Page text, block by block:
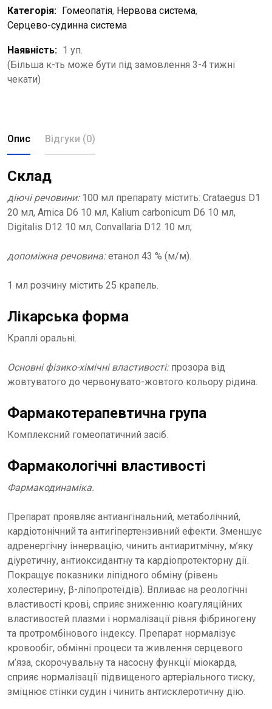
Категорія: Гомеопатія, Нервова система,
Серцево-судинна система
Наявність: 1 уп.
(Більша к-ть може бути під замовлення 3-4 тижні
чекати)
Опис Відгуки (0)
Склад
діючі речовини: 100 мл препарату містить: Crataegus D1
20 мл, Arnica D6 10 мл, Kalium carbonicum D6 10 мл,
Digitalis D12 10 мл, Convallaria D12 10 мл;
допоміжна речовина:етанол 43 % (м/м).
1 мл розчину містить 25 крапель.
Лікарська форма
Краплі оральні.
Основні фізико-хімічні властивості: прозора від
жовтуватого до червонувато-жовтого кольору рідина.
Фармакотерапевтична група
Комплексний гомеопатичний засіб.
Фармакологічні властивості
Фармакодинаміка.
Препарат проявляє антиангінальний, метаболічний,
кардіотонічний та антигіпертензивний ефекти. Зменшує
адренергічну іннервацію, чинить антиаритмічну, м’яку
діуретичну, антиоксидантну та кардіопротекторну дії.
Покращує показники ліпідного обміну (рівень
холестерину, β-ліпопротеїдів). Впливає на реологічні
властивості крові, сприяє зниженню коагуляційних
властивостей плазми і нормалізації рівня фібриногену
та протромбінового індексу. Препарат нормалізує
кровообіг, обмінні процеси та живлення серцевого
м’яза, скорочувальну та насосну функції міокарда,
сприяє нормалізації підвищеного артеріального тиску,
зміцнює стінки судин і чинить антисклеротичну дію.